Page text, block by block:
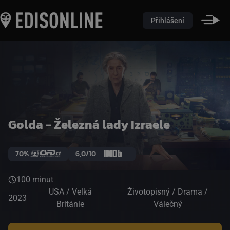
Přihlášení
Golda - Železná lady Izraele
70% 6,0/10
100 minut
2023
USA / Velká
Británie
Životopisný / Drama /
Válečný